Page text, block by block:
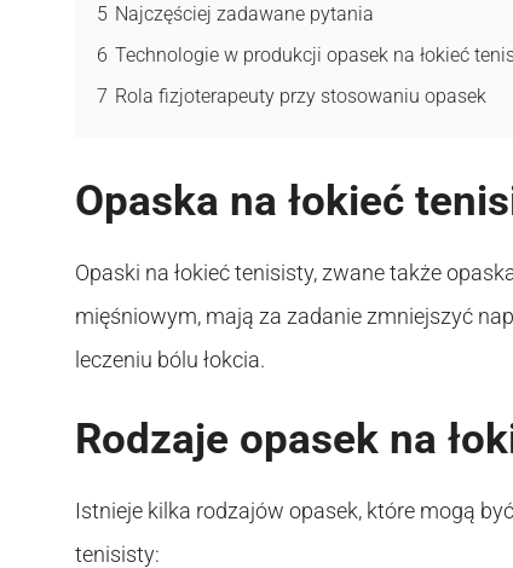
5 Najczęściej zadawane pytania
6 Technologie w produkcji opasek na łokieć
7 Rola fizjoterapeuty przy stosowaniu opasek
Opaska na łokieć
Opaski na łokieć tenisisty, zwane także
mięśniowym, mają za zadanie zmniejszyć
leczeniu bólu łokcia.
Rodzaje opasek na
Istnieje kilka rodzajów opasek, które mogą
tenisisty: